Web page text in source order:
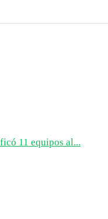
11 equipos al...